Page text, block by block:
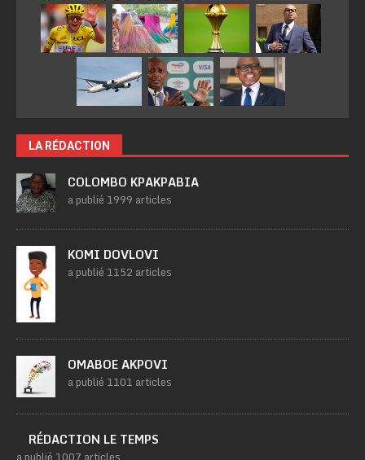
LA RÉDACTION
COLOMBO KPAKPABIA
a publié 1999 articles
KOMI DOVLOVI
a publié 1152 articles
OMABOE AKPOVI
a publié 1101 articles
RÉDACTION LE TEMPS